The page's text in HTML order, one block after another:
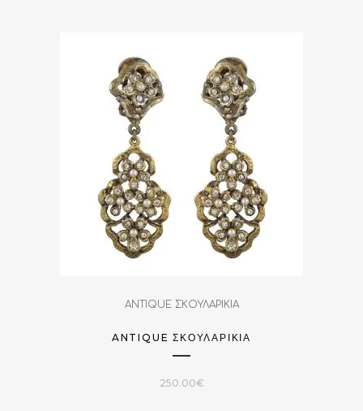
ANTIQUE ΣΚΟΥΛΑΡΙΚΙΑ
ANTIQUE ΣΚΟΥΛΑΡΊΚΙΑ
250.00€